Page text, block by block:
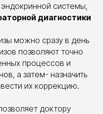
системы,
диагностики
можно сразу в день
позволяют точно
процессов и
а затем- назначить
их коррекцию.
доктору